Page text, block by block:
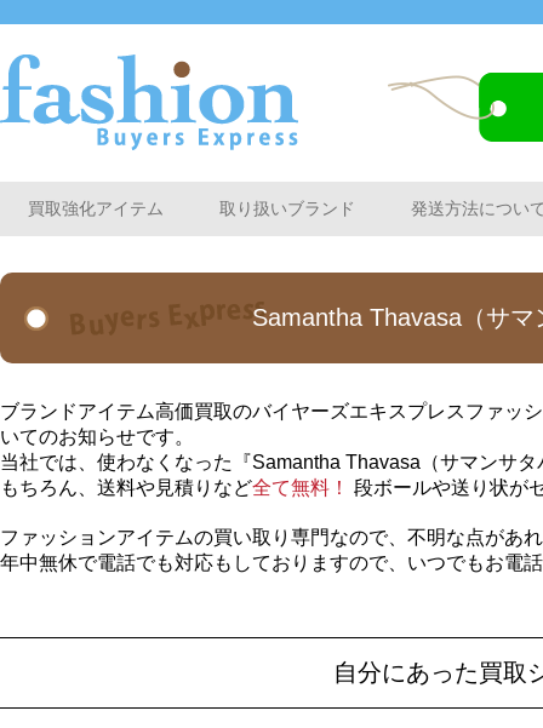
買取強化アイテム 取り扱いブランド 発送方法につい
Samantha Thavasa（サ
ブランドアイテム高価買取のバイヤーズエキスプレスファッ
いてのお知らせです。
当社では、使わなくなった『Samantha Thavasa（サマンサ
もちろん、送料や見積りなど全て無料！ 段ボールや送り状が
ファッションアイテムの買い取り専門なので、不明な点があ
年中無休で電話でも対応もしておりますので、いつでもお電
自分にあった買取